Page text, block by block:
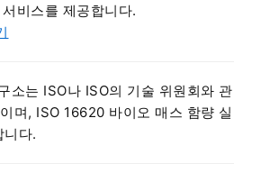
비스를 제공합니다.
소는 ISO나 ISO의 기술 위원회와 관
며, ISO 16620 바이오 매스 함량 실
니다.